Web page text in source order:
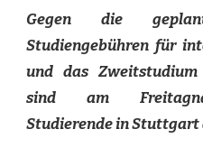
Gegen die
Studiengebühren für
und das
sind am
Studierende in Stuttgart